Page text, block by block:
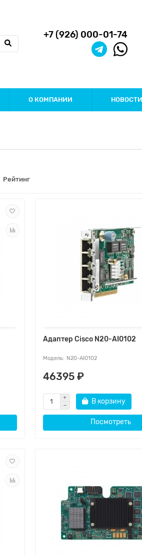
+7 (926) 000-01-74
О КОМПАНИИ НОВОСТИ
Рейтинг
Адаптер Cisco N20-AI0102
N20-AI0102
46395 ₽
В корзину
Посмотреть